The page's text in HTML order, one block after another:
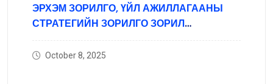
ЭРХЭМ ЗОРИЛГО, ҮЙЛ АЖИЛЛАГААНЫ
СТРАТЕГИЙН ЗОРИЛГО ЗОРИЛ
October 8, 2025